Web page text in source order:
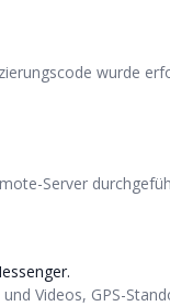
wurde
Server
Videos, GPS-